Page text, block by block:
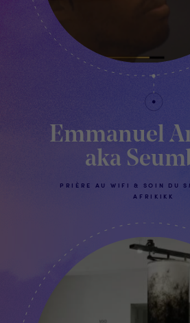
Emmanuel
aka
PRIÈRE AU WIFI & SOIN DU
AFRIKIKK